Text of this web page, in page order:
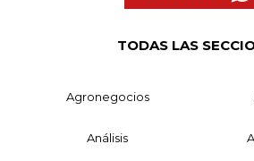
TODAS LAS
Agronegocios
Análisis